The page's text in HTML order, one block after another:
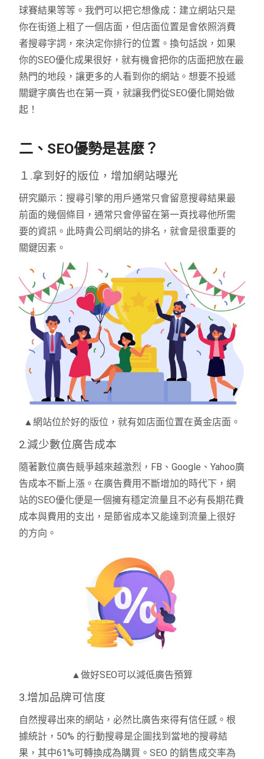
球賽結果等等。我們可以把它想像成：建立網站只是
你在街道上租了一個店面，但店面位置是會依照消費
者搜尋字詞，來決定你排行的位置。換句話說，如果
你的SEO優化成果很好，就有機會把你的店面把放在最
熱門的地段，讓更多的人看到你的網站。想要不投遞
關鍵字廣告也在第一頁，就讓我們從SEO優化開始做
起！
二、SEO優勢是甚麼？
１.拿到好的版位，增加網站曝光
研究顯示：搜尋引擎的用戶通常只會留意搜尋結果最
前面的幾個條目，通常只會停留在第一頁找尋他所需
要的資訊。此時貴公司網站的排名，就會是很重要的
關鍵因素。
▲網站位於好的版位，就有如店面位置在黃金店面。
2.減少數位廣告成本
隨著數位廣告競爭越來越激烈，FB、Google、Yahoo廣
告成本不斷上漲。在廣告費用不斷增加的時代下，網
站的SEO優化便是一個擁有穩定流量且不必有長期花費
成本與費用的支出，是節省成本又能達到流量上很好
的方向。
▲做好SEO可以減低廣告預算
3.增加品牌可信度
自然搜尋出來的網站，必然比廣告來得有信任感。根
據統計，50% 的行動搜尋是企圖找到當地的搜尋結
果，其中61%可轉換成為購買。SEO 的銷售成交率為